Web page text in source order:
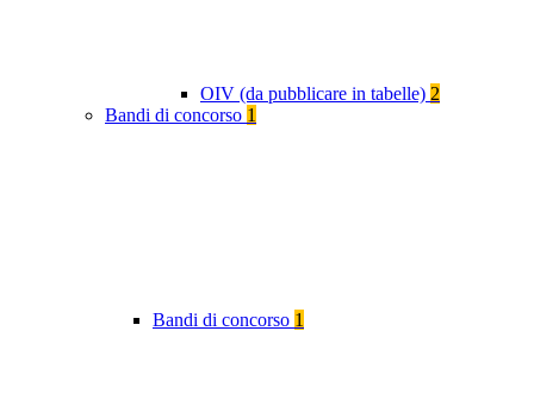
OIV (da pubblicare in tabelle) 2
Bandi di concorso 1
Bandi di concorso 1